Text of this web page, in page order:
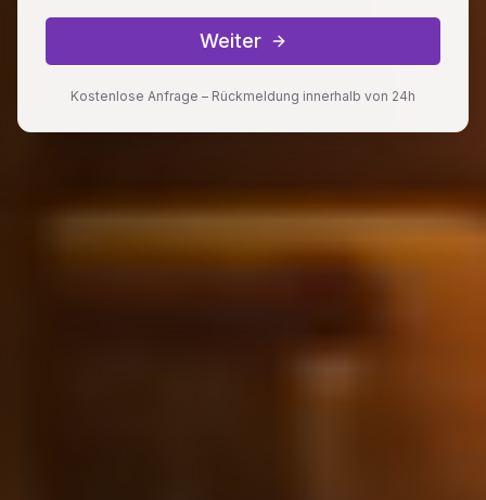
Weiter
Kostenlose Anfrage – Rückmeldung innerhalb von 24h